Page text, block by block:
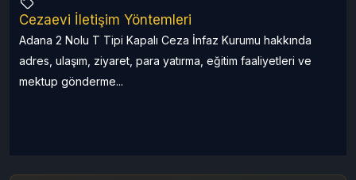
Cezaevi İletişim Yöntemleri
Adana 2 Nolu T Tipi Kapalı Ceza İnfaz Kurumu hakkında
adres, ulaşım, ziyaret, para yatırma, eğitim faaliyetleri ve
mektup gönderme...